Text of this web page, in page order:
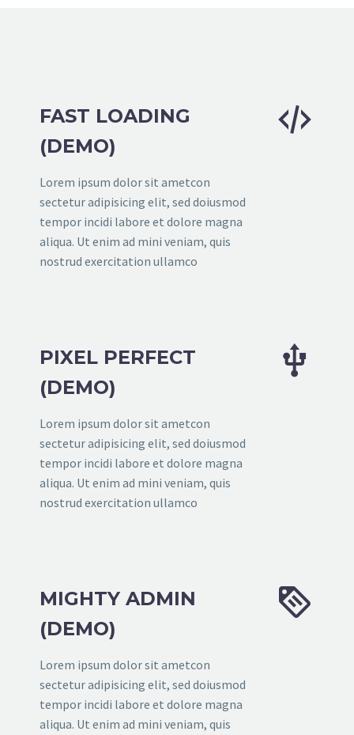
FAST LOADING
(DEMO)
Lorem ipsum dolor sit ametcon
sectetur adipisicing elit, sed doiusmod
tempor incidi labore et dolore magna
aliqua. Ut enim ad mini veniam, quis
nostrud exercitation ullamco


PIXEL PERFECT
(DEMO)
Lorem ipsum dolor sit ametcon
sectetur adipisicing elit, sed doiusmod
tempor incidi labore et dolore magna
aliqua. Ut enim ad mini veniam, quis
nostrud exercitation ullamco


MIGHTY ADMIN
(DEMO)
Lorem ipsum dolor sit ametcon
sectetur adipisicing elit, sed doiusmod
tempor incidi labore et dolore magna
aliqua. Ut enim ad mini veniam, quis

